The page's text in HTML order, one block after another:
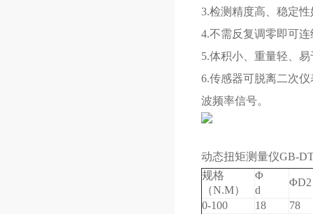
3.检测精度高、稳定性
4.不需反复调零即可
5.体积小、重量轻、
6.传感器可脱离二次
波频率信号。
动态扭矩测量仪GB-
规格
（N.M）
Φ
d
ΦD2
0-100
18
78